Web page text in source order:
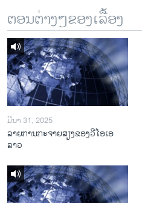
ຕອນຕ່າງໆຂອງເລື້ອງ
ມີນາ 31, 2025
ລາຍການກະຈາຍສຽງຂອງວີໂອເອ
ລາວ